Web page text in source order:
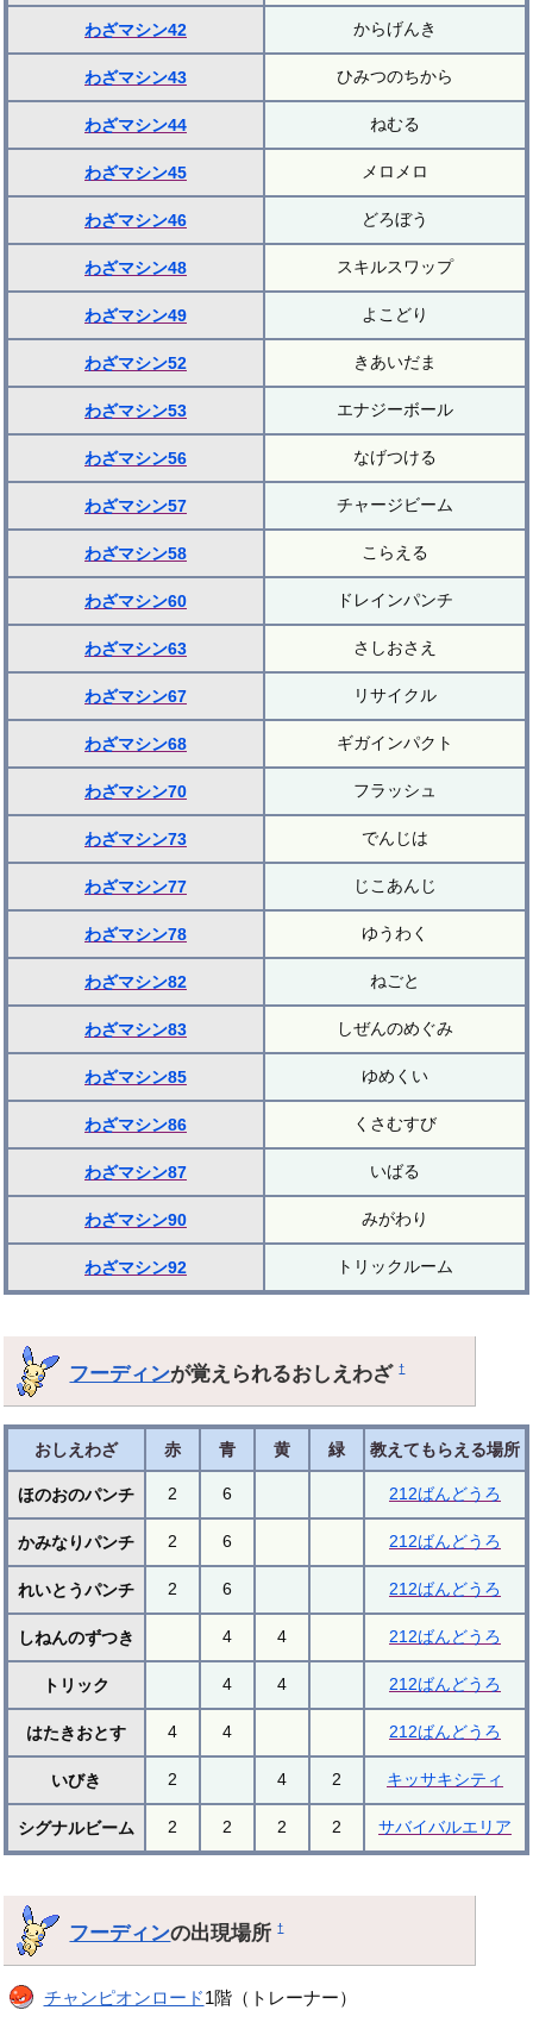
わざマシン42 からげんき
わざマシン43 ひみつのちから
わざマシン44 ねむる
わざマシン45 メロメロ
わざマシン46 どろぼう
わざマシン48 スキルスワップ
わざマシン49 よこどり
わざマシン52 きあいだま
わざマシン53 エナジーボール
わざマシン56 なげつける
わざマシン57 チャージビーム
わざマシン58 こらえる
わざマシン60 ドレインパンチ
わざマシン63 さしおさえ
わざマシン67 リサイクル
わざマシン68 ギガインパクト
わざマシン70 フラッシュ
わざマシン73 でんじは
わざマシン77 じこあんじ
わざマシン78 ゆうわく
わざマシン82 ねごと
わざマシン83 しぜんのめぐみ
わざマシン85 ゆめくい
わざマシン86 くさむすび
わざマシン87 いばる
わざマシン90 みがわり
わざマシン92 トリックルーム
フーディンが覚えられるおしえわざ†
おしえわざ 赤 青 黄 緑 教えてもらえる場所
ほのおのパンチ 2 6 212ばんどうろ
かみなりパンチ 2 6 212ばんどうろ
れいとうパンチ 2 6 212ばんどうろ
しねんのずつき 4 4 212ばんどうろ
トリック 4 4 212ばんどうろ
はたきおとす 4 4 212ばんどうろ
いびき 2 4 2 キッサキシティ
シグナルビーム 2 2 2 2 サバイバルエリア
フーディンの出現場所†
チャンピオンロード1階（トレーナー）